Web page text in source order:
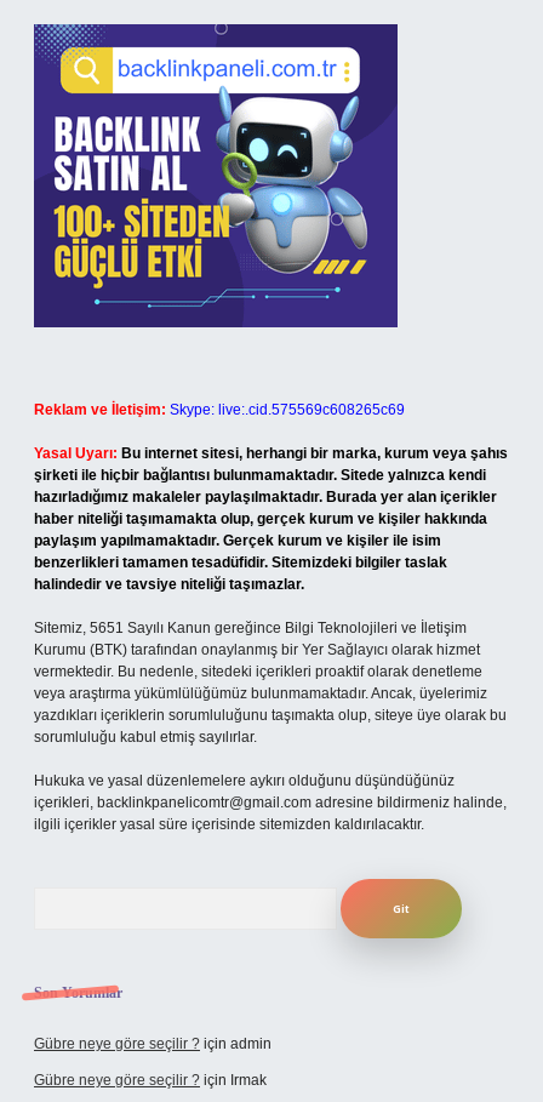
Reklam ve İletişim: Skype: live:.cid.575569c608265c69
Yasal Uyarı: Bu internet sitesi, herhangi bir marka, kurum veya şahıs
şirketi ile hiçbir bağlantısı bulunmamaktadır. Sitede yalnızca kendi
hazırladığımız makaleler paylaşılmaktadır. Burada yer alan içerikler
haber niteliği taşımamakta olup, gerçek kurum ve kişiler hakkında
paylaşım yapılmamaktadır. Gerçek kurum ve kişiler ile isim
benzerlikleri tamamen tesadüfidir. Sitemizdeki bilgiler taslak
halindedir ve tavsiye niteliği taşımazlar.
Sitemiz, 5651 Sayılı Kanun gereğince Bilgi Teknolojileri ve İletişim
Kurumu (BTK) tarafından onaylanmış bir Yer Sağlayıcı olarak hizmet
vermektedir. Bu nedenle, sitedeki içerikleri proaktif olarak denetleme
veya araştırma yükümlülüğümüz bulunmamaktadır. Ancak, üyelerimiz
yazdıkları içeriklerin sorumluluğunu taşımakta olup, siteye üye olarak bu
sorumluluğu kabul etmiş sayılırlar.
Hukuka ve yasal düzenlemelere aykırı olduğunu düşündüğünüz
içerikleri, backlinkpanelicomtr@gmail.com adresine bildirmeniz halinde,
ilgili içerikler yasal süre içerisinde sitemizden kaldırılacaktır.
Son Yorumlar
Gübre neye göre seçilir ? için admin
Gübre neye göre seçilir ? için Irmak